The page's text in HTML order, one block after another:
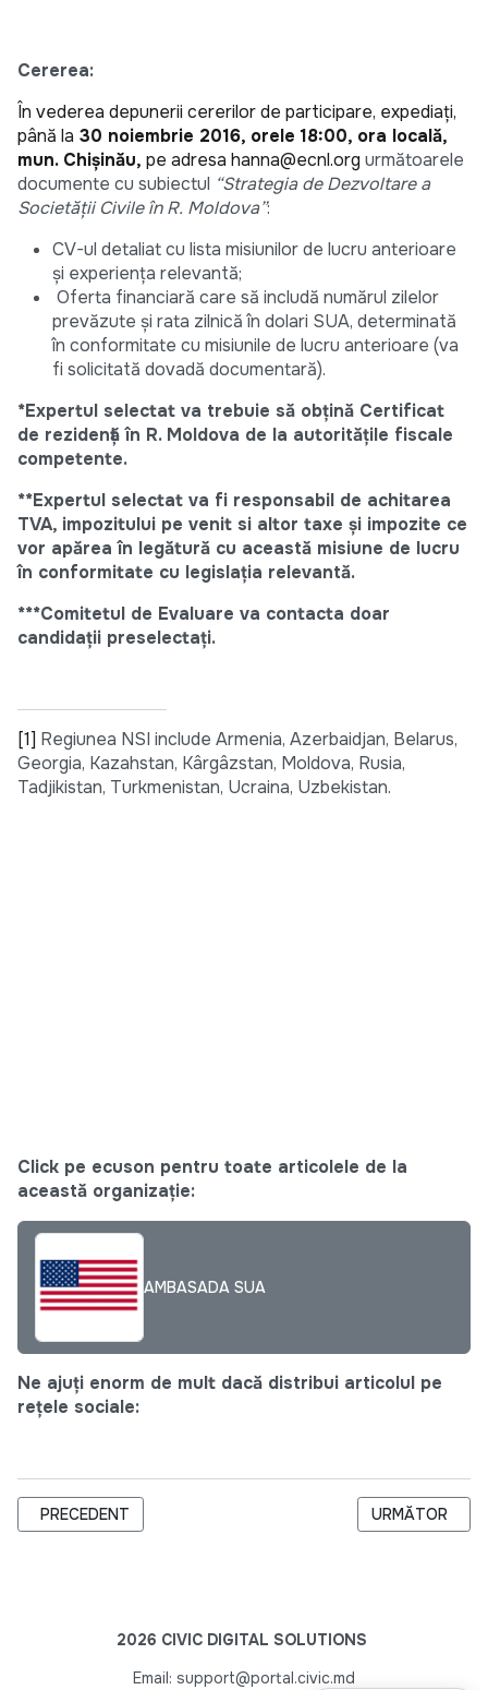
Cererea:
În vederea depunerii cererilor de participare, expediați,
până la 30 noiembrie 2016, orele 18:00, ora locală,
mun.Chișinău, pe adresa hanna@ecnl.org următoarele
documente cu subiectul “Strategia de Dezvoltare a
Societății Civile în R. Moldova”:
CV-ul detaliat cu lista misiunilor de lucru anterioare
și experiența relevantă;
Oferta financiară care să includă numărul zilelor
prevăzute și rata zilnică în dolari SUA, determinată
în conformitate cu misiunile de lucru anterioare (va
fi solicitată dovadă documentară).
*Expertul selectat va trebuie să obțină Certificat
de rezidență în R. Moldova de la autoritățile fiscale
competente.
**Expertul selectat va fi responsabil de achitarea
TVA, impozitului pe venit si altor taxe și impozite ce
vor apărea în legătură cu această misiune de lucru
în conformitate cu legislația relevantă.
***Comitetul de Evaluare va contacta doar
candidații preselectați.
[1] Regiunea NSI include Armenia, Azerbaidjan, Belarus,
Georgia, Kazahstan, Kârgâzstan, Moldova, Rusia,
Tadjikistan, Turkmenistan, Ucraina, Uzbekistan.
Click pe ecuson pentru toate articolele de la
această organizație:
AMBASADA SUA
Ne ajuți enorm de mult dacă distribui articolul pe
rețele sociale:
ARTICOL PRECEDENT: ANUNȚUL CONFERINȚEI-ONLINE,
PRECEDENT ARTICOLUL
URMĂTOR
2026 CIVIC DIGITAL SOLUTIONS
Email: support@portal.civic.md